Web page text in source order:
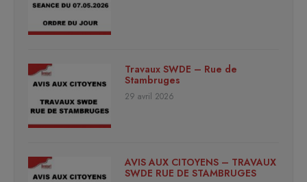
Travaux SWDE – Rue de
Stambruges
29 avril 2026
AVIS AUX CITOYENS – TRAVAUX
SWDE RUE DE STAMBRUGES